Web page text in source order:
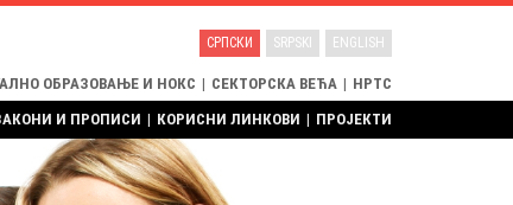
ОБРАЗОВАЊЕ И НОКС | СЕКТОРСКА ВЕЋА | НРТС
СРПСКИ SRPSKI ENGLISH
И ПРОПИСИ | КОРИСНИ ЛИНКОВИ | ПРОЈЕКТИ